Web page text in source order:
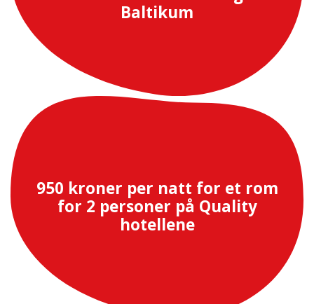
Baltikum
950 kroner per natt for et rom
for 2 personer på Quality
hotellene